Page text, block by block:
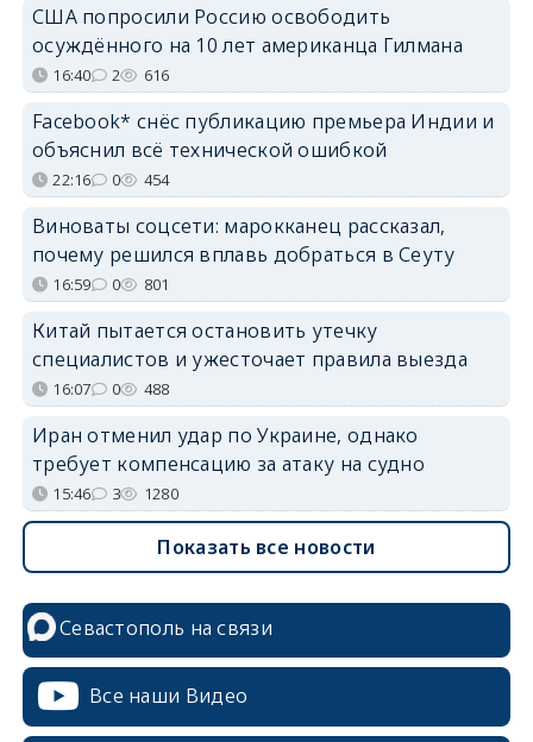
США попросили Россию освободить
осуждённого на 10 лет американца Гилмана
16:40 2 616
Facebook* снёс публикацию премьера Индии и
объяснил всё технической ошибкой
22:16 0 454
Виноваты соцсети: марокканец рассказал,
почему решился вплавь добраться в Сеуту
16:59 0 801
Китай пытается остановить утечку
специалистов и ужесточает правила выезда
16:07 0 488
Иран отменил удар по Украине, однако
требует компенсацию за атаку на судно
15:46 3 1280
Показать все новости
Севастополь на связи
Все наши Видео